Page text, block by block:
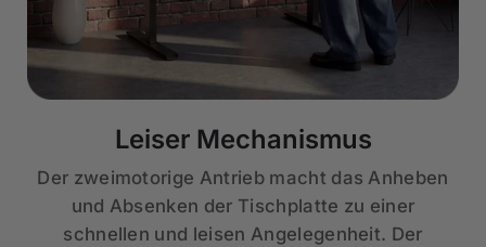
Leiser Mechanismus
Der zweimotorige Antrieb macht das Anheben
und Absenken der Tischplatte zu einer
schnellen und leisen Angelegenheit. Der